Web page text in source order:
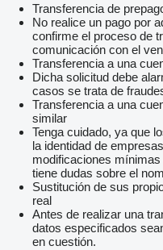
Transferencia de
No realice un pago por
confirme el proceso de
comunicación con el
Transferencia a una
Dicha solicitud debe
casos se trata de
Transferencia a una
similar
Tenga cuidado, ya que
la identidad de
modificaciones
tiene dudas sobre el
Sustitución de sus
real
Antes de realizar una
datos especificados
en cuestión.